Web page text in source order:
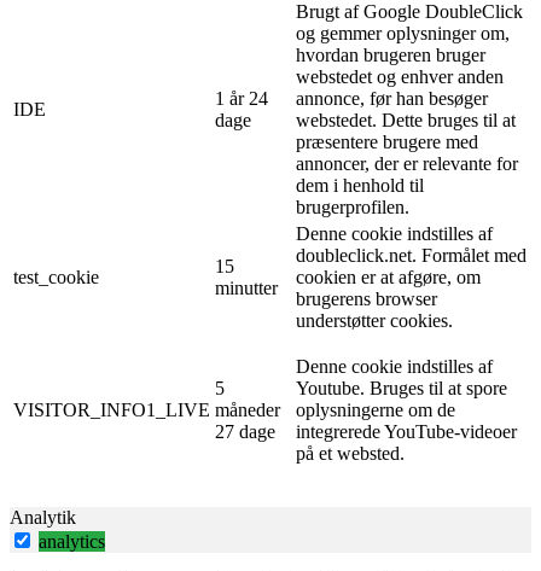
IDE
1 år 24
dage
Brugt af Google DoubleClick
og gemmer oplysninger om,
hvordan brugeren bruger
webstedet og enhver anden
annonce, før han besøger
webstedet. Dette bruges til at
præsentere brugere med
annoncer, der er relevante for
dem i henhold til
brugerprofilen.
test_cookie
15
minutter
Denne cookie indstilles af
doubleclick.net. Formålet med
cookien er at afgøre, om
brugerens browser
understøtter cookies.
VISITOR_INFO1_LIVE
5
måneder
27 dage
Denne cookie indstilles af
Youtube. Bruges til at spore
oplysningerne om de
integrerede YouTube-videoer
på et websted.
Analytik
analytics